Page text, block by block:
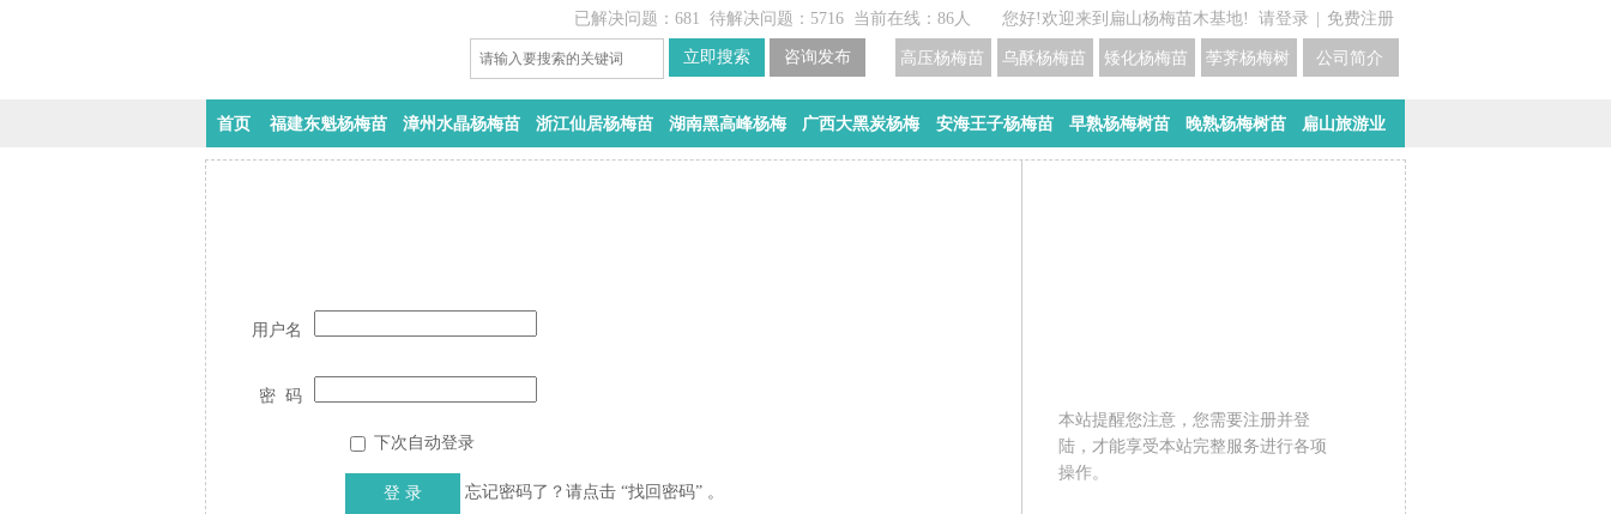
您好!欢迎来到扁山杨梅苗木基地! 请登录 免费注册
已解决问题：681 待解决问题：5716 当前在线：86人
公司简介
荸荠杨梅树苗培育
矮化杨梅苗价格
乌酥杨梅苗培育基地
高压杨梅苗
首页 福建东魁杨梅苗 漳州水晶杨梅苗 浙江仙居杨梅苗 湖南黑高峰杨梅 广西大黑炭杨梅 安海王子杨梅苗 早熟杨梅树苗 晚熟杨梅树苗 扁山旅游业
用户名
密 码
下次自动登录
忘记密码了？请点击 “找回密码” 。
本站提醒您注意，您需要注册并登
陆，才能享受本站完整服务进行各项
操作。